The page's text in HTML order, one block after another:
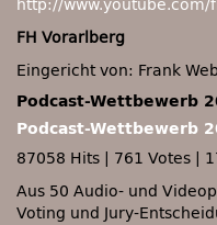
http://
FH Vorarlberg
Eingericht von: Frank
Podcast-Wettbewerb
Podcast-Wettbewerb
87058 Hits
761 Votes
Aus 50 Audio- und
Voting und Jury-